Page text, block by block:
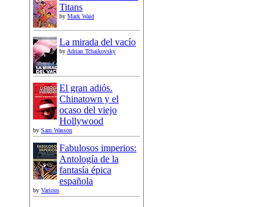
Titans
by Mark Waid
La mirada del vacío
byAdrian Tchaikovsky
El gran adiós.
Chinatown y el
ocaso del viejo
Hollywood
by Sam Wasson
Fabulosos imperios:
Antología de la
fantasía épica
española
by Various